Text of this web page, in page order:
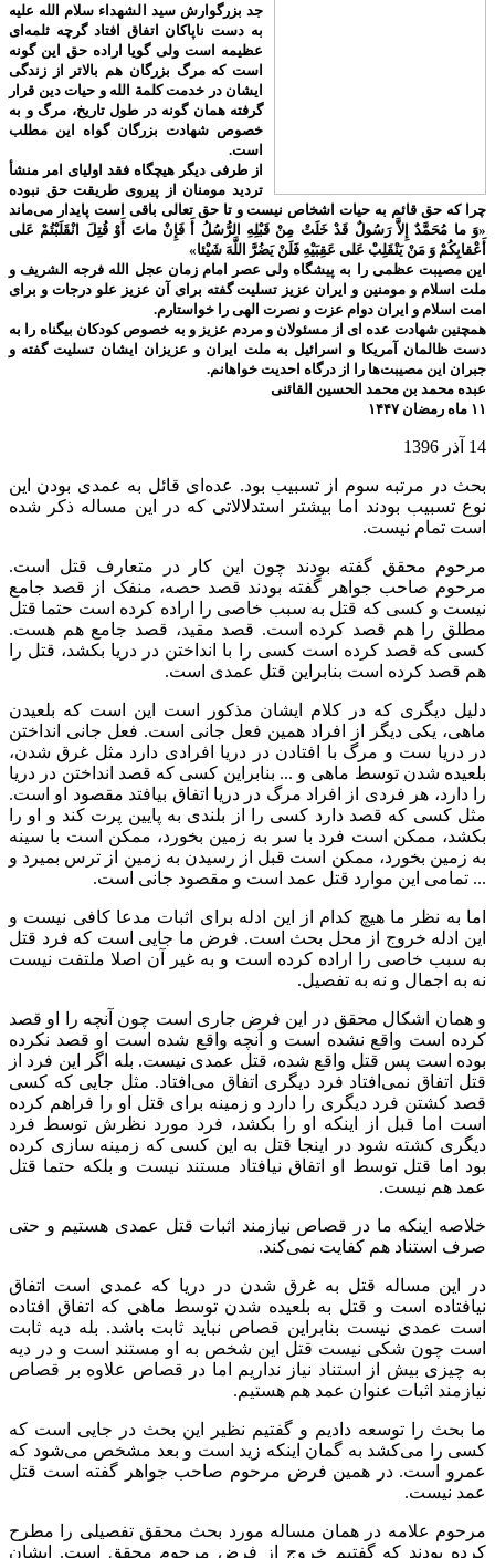
جد بزرگوارش سید الشهداء سلام الله علیه
به دست ناپاکان اتفاق افتاد گرچه ثلمه‌ای
عظیمه است ولی گویا اراده حق این گونه
است که مرگ بزرگان هم بالاتر از زندگی
ایشان در خدمت کلمة الله و حیات دین قرار
گرفته همان گونه در طول تاریخ، مرگ و به
خصوص شهادت بزرگان گواه این مطلب
است.
از طرفی دیگر هیچگاه فقد اولیای امر منشأ
تردید مومنان از پیروی طریقت حق نبوده
چرا که حق قائم به حیات اشخاص نیست و تا حق تعالی باقی است پایدار می‌ماند
«وَ ما مُحَمَّدٌ إِلاَّ رَسُولٌ قَدْ خَلَتْ مِنْ قَبْلِهِ الرُّسُلُ أَ فَإِنْ ماتَ أَوْ قُتِلَ انْقَلَبْتُمْ عَلى‌
أَعْقابِكُمْ وَ مَنْ يَنْقَلِبْ عَلى‌ عَقِبَيْهِ فَلَنْ يَضُرَّ اللَّهَ شَيْئا»
این مصیبت عظمی را به پیشگاه ولی عصر امام زمان عجل الله فرجه الشریف و
ملت اسلام و مومنین و ایران عزیز تسلیت گفته برای آن عزیز علو درجات و برای
امت اسلام و ایران دوام عزت و نصرت الهی را خواستارم.
همچنین شهادت عده ای از مسئولان و مردم عزیز و به خصوص کودکان بیگناه را به
دست ظالمان آمریکا و اسرائیل به ملت ایران و عزیزان ایشان تسلیت گفته و
جبران این مصیبت‌ها را از درگاه احدیت خواهانم.
عبده محمد بن محمد الحسین القائنی
۱۱ ماه رمضان ۱۴۴۷
14 آذر 1396
بحث در مرتبه سوم از تسبیب بود. عده‌ای قائل به عمدی بودن این
نوع تسبیب بودند اما بیشتر استدلالاتی که در این مساله ذکر شده
است تمام نیست.
مرحوم محقق گفته بودند چون این کار در متعارف قتل است.
مرحوم صاحب جواهر گفته بودند قصد حصه، منفک از قصد جامع
نیست و کسی که قتل به سبب خاصی را اراده کرده است حتما قتل
مطلق را هم قصد کرده است. قصد مقید، قصد جامع هم هست.
کسی که قصد کرده است کسی را با انداختن در دریا بکشد، قتل را
هم قصد کرده است بنابراین قتل عمدی است.
دلیل دیگری که در کلام ایشان مذکور است این است که بلعیدن
ماهی، یکی دیگر از افراد همین فعل جانی است. فعل جانی انداختن
در دریا ست و مرگ با افتادن در دریا افرادی دارد مثل غرق شدن،
بلعیده شدن توسط ماهی و ... بنابراین کسی که قصد انداختن در دریا
را دارد، هر فردی از افراد مرگ در دریا اتفاق بیافتد مقصود او است.
مثل کسی که قصد دارد کسی را از بلندی به پایین پرت کند و او را
بکشد، ممکن است فرد با سر به زمین بخورد، ممکن است با سینه
به زمین بخورد، ممکن است قبل از رسیدن به زمین از ترس بمیرد و
... تمامی این موارد قتل عمد است و مقصود جانی است.
اما به نظر ما هیچ کدام از این ادله برای اثبات مدعا کافی نیست و
این ادله خروج از محل بحث است. فرض ما جایی است که فرد قتل
به سبب خاصی را اراده کرده است و به غیر آن اصلا ملتفت نیست
نه به اجمال و نه به تفصیل.
و همان اشکال محقق در این فرض جاری است چون آنچه را او قصد
کرده است واقع نشده است و آنچه واقع شده است او قصد نکرده
بوده است پس قتل واقع شده، قتل عمدی نیست. بله اگر این فرد از
قتل اتفاق نمی‌افتاد فرد دیگری اتفاق می‌افتاد. مثل جایی که کسی
قصد کشتن فرد دیگری را دارد و زمینه برای قتل او را فراهم کرده
است اما قبل از اینکه او را بکشد، فرد مورد نظرش توسط فرد
دیگری کشته شود در اینجا قتل به این کسی که زمینه سازی کرده
بود اما قتل توسط او اتفاق نیافتاد مستند نیست و بلکه حتما قتل
عمد هم نیست.
خلاصه اینکه ما در قصاص نیازمند اثبات قتل عمدی هستیم و حتی
صرف استناد هم کفایت نمی‌کند.
در این مساله قتل به غرق شدن در دریا که عمدی است اتفاق
نیافتاده است و قتل به بلعیده شدن توسط ماهی که اتفاق افتاده
است عمدی نیست بنابراین قصاص نباید ثابت باشد. بله دیه ثابت
است چون شکی نیست قتل این شخص به او مستند است و در دیه
به چیزی بیش از استناد نیاز نداریم اما در قصاص علاوه بر قصاص
نیازمند اثبات عنوان عمد هم هستیم.
ما بحث را توسعه دادیم و گفتیم نظیر این بحث در جایی است که
کسی را می‌کشد به گمان اینکه زید است و بعد مشخص می‌شود که
عمرو است. در همین فرض مرحوم صاحب جواهر گفته است قتل
عمد نیست.
مرحوم علامه در همان مساله مورد بحث محقق تفصیلی را مطرح
کرده بودند که گفتیم خروج از فرض مرحوم محقق است. ایشان